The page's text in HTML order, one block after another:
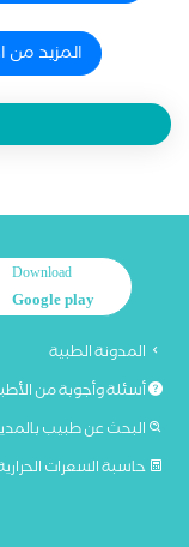
المزيد
Download
Google play
المدونة الطبية
أسئلة وأجوبة من
البحث عن طبيب
حاسبة السعرات